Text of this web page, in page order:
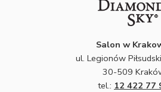
Salon w
ul. Legionów
30-509
tel.: 12 422 77